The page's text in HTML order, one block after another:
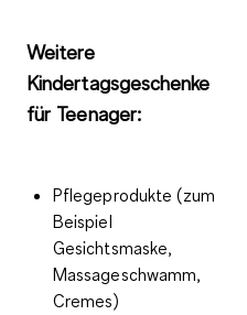
Weitere
Kindertagsgeschenke
für Teenager:
Pflegeprodukte (zum
Beispiel
Gesichtsmaske,
Massageschwamm,
Cremes)